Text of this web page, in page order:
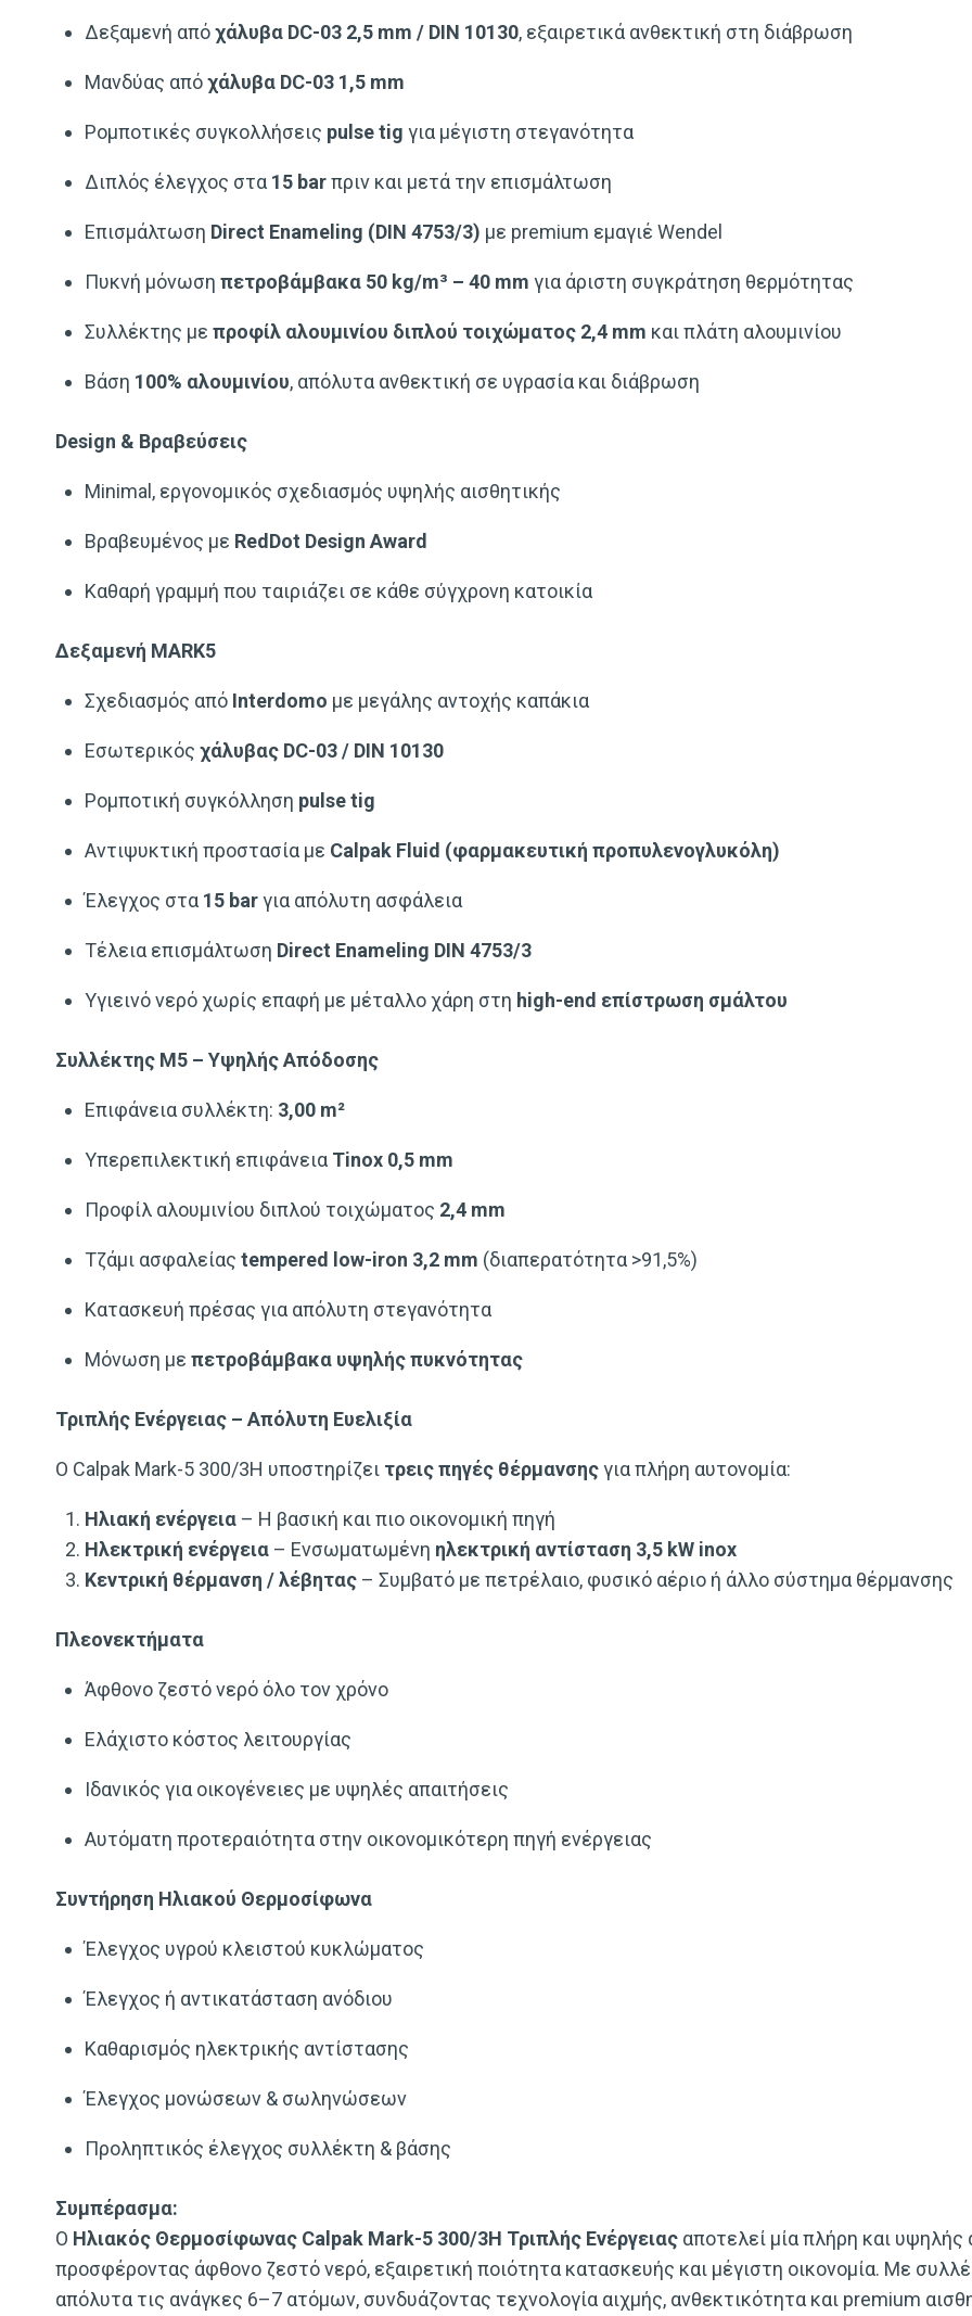
Δεξαμενή απόχάλυβα DC-03 2,5 mm / DIN 10130, εξαιρετικά ανθεκτική στη διάβρωση
Μανδύας απόχάλυβα DC-03 1,5 mm
Ρομποτικές συγκολλήσεις pulse tig για μέγιστη στεγανότητα
Διπλός έλεγχος στα 15 barπριν και μετά την επισμάλτωση
Επισμάλτωση Direct Enameling (DIN 4753/3) με premium εμαγιέ Wendel
Πυκνή μόνωση πετροβάμβακα 50 kg/m³ – 40 mm για άριστη συγκράτηση θερμότητας
Συλλέκτης με προφίλ αλουμινίου διπλού τοιχώματος 2,4 mm και πλάτη αλουμινίου
Βάση 100% αλουμινίου, απόλυτα ανθεκτική σε υγρασία και διάβρωση
Design & Βραβεύσεις
Minimal, εργονομικός σχεδιασμός υψηλής αισθητικής
Βραβευμένος με RedDot Design Award
Καθαρή γραμμή που ταιριάζει σε κάθε σύγχρονη κατοικία
Δεξαμενή MARK5
Σχεδιασμός από Interdomo με μεγάλης αντοχής καπάκια
Εσωτερικός χάλυβας DC-03 / DIN 10130
Ρομποτική συγκόλληση pulse tig
Αντιψυκτική προστασία με Calpak Fluid (φαρμακευτική προπυλενογλυκόλη)
Έλεγχος στα 15 barγια απόλυτη ασφάλεια
Τέλεια επισμάλτωση Direct Enameling DIN 4753/3
Υγιεινό νερό χωρίς επαφή με μέταλλο χάρη στη high-end επίστρωση σμάλτου
Συλλέκτης M5 – Υψηλής Απόδοσης
Επιφάνεια συλλέκτη: 3,00 m²
Υπερεπιλεκτική επιφάνεια Tinox 0,5 mm
Προφίλ αλουμινίου διπλού τοιχώματος 2,4 mm
Τζάμι ασφαλείας tempered low-iron 3,2 mm (διαπερατότητα >91,5%)
Κατασκευή πρέσας για απόλυτη στεγανότητα
Μόνωση με πετροβάμβακα υψηλής πυκνότητας
Τριπλής Ενέργειας – Απόλυτη Ευελιξία
Ο Calpak Mark-5 300/3H υποστηρίζει τρεις πηγές θέρμανσηςγια πλήρη αυτονομία:
Ηλιακή ενέργεια – Η βασική και πιο οικονομική πηγή
Ηλεκτρική ενέργεια – Ενσωματωμένη ηλεκτρική αντίσταση 3,5 kW inox
Κεντρική θέρμανση / λέβητας – Συμβατό με πετρέλαιο, φυσικό αέριο ή άλλο σύστημα θέρμανσης
Πλεονεκτήματα
Άφθονο ζεστό νερό όλο τον χρόνο
Ελάχιστο κόστος λειτουργίας
Ιδανικός για οικογένειες με υψηλές απαιτήσεις
Αυτόματη προτεραιότητα στην οικονομικότερη πηγή ενέργειας
Συντήρηση Ηλιακού Θερμοσίφωνα
Έλεγχος υγρού κλειστού κυκλώματος
Έλεγχος ή αντικατάσταση ανόδιου
Καθαρισμός ηλεκτρικής αντίστασης
Έλεγχος μονώσεων & σωληνώσεων
Προληπτικός έλεγχος συλλέκτη & βάσης
Συμπέρασμα:
Ο Ηλιακός Θερμοσίφωνας Calpak Mark-5 300/3H Τριπλής Ενέργειας αποτελεί μία πλήρη και υψηλής
προσφέροντας άφθονο ζεστό νερό, εξαιρετική ποιότητα κατασκευής και μέγιστη οικονομία. Με
απόλυτα τις ανάγκες 6–7 ατόμων, συνδυάζοντας τεχνολογία αιχμής, ανθεκτικότητα και premium